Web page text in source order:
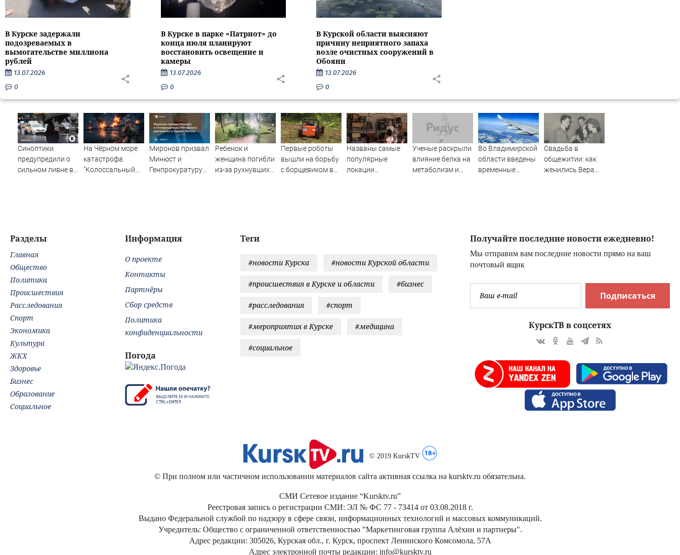
В Курске задержали
подозреваемых в
вымогательстве миллиона
рублей
13.07.2026
0
В Курске в парке «Патриот» до
конца июля планируют
восстановить освещение и
камеры
13.07.2026
0
В Курской области выясняют
причину неприятного запаха
возле очистных сооружений в
Обояни
13.07.2026
0
Синоптики
предупредили о
сильном ливне в
На Чёрном море
катастрофа.
"Колоссальный
Миронов призвал
Минюст и
Генпрокуратуру
Ребенок и
женщина погибли
из-за рухнувших
Первые роботы
вышли на борьбу
с борщевиком в
Названы самые
популярные
локации
Ученые раскрыли
влияние белка на
метаболизм и
Во Владимирской
области введены
временные
Свадьба в
общежитии: как
женились Вера
много лет
Получайте последние новости ежедневно!
Мы отправим вам последние новости прямо на ваш
почтовый ящик
Подписаться
КурскТВ в соцсетях
Теги
#новости Курска #новости Курской области
#происшествия в Курске и области #бизнес
#расследования #спорт
#мероприятия в Курске #медицина
#социальное
Разделы
Главная
Общество
Политика
Происшествия
Расследования
Спорт
Экономика
Культура
ЖКХ
Здоровье
Бизнес
Образование
Социальное
Информация
О проекте
Контакты
Партнёры
Сбор средств
Политика
конфиденциальности
Погода
© 2019 KurskTV
© При полном или частичном использовании материалов сайта активная ссылка на kursktv.ru обязательна.
СМИ Сетевое издание “Kursktv.ru”
Реестровая запись о регистрации СМИ: ЭЛ № ФС 77 - 73414 от 03.08.2018 г.
Выдано Федеральной службой по надзору в сфере связи, информационных технологий и массовых коммуникаций.
Учредитель: Общество с ограниченной ответственностью "Маркетинговая группа Алёхин и партнеры".
Адрес редакции: 305026, Курская обл., г. Курск, проспект Ленинского Комсомола, 57А
Адрес электронной почты редакции: info@kursktv.ru